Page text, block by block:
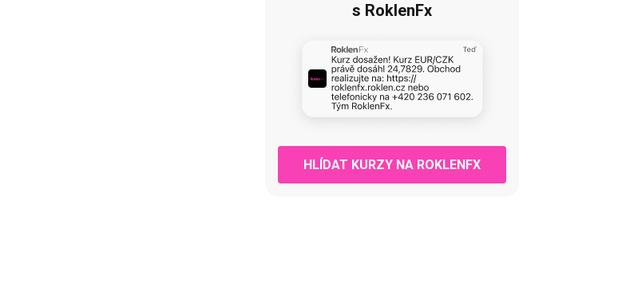
s RoklenFx
HLÍDAT KURZY NA ROKLENFX